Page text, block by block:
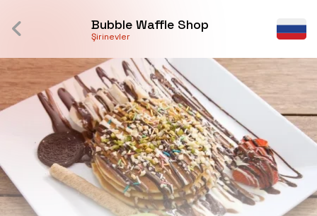
Bubble Waffle Shop
Şirinevler